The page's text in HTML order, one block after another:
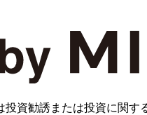
資勧誘または投資に関す